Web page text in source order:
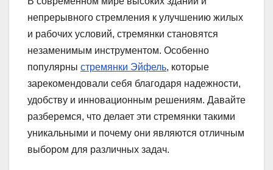
непрерывного стремления к улучшению жилых
и рабочих условий, стремянки становятся
незаменимым инструментом. Особенно
популярны стремянки Эйфель, которые
зарекомендовали себя благодаря надежности,
удобству и инновационным решениям. Давайте
разберемся, что делает эти стремянки такими
уникальными и почему они являются отличным
выбором для различных задач.